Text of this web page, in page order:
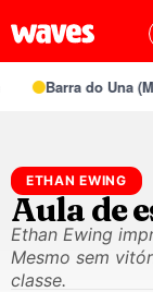
Barra do Una
ETHAN EWING
Aula de
Ethan Ewing
Mesmo sem
classe.